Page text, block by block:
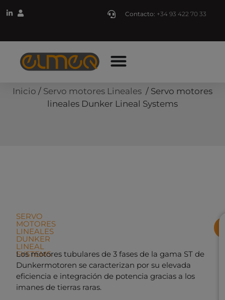
Contacto: +34 93 422 70 33
Inicio / Servo motores Lineales / Servo motores
lineales Dunker Lineal Systems
SERVO
MOTORES
LINEALES
DUNKER
LINEAL
SYSTEMS
Los motores tubulares de 3 fases de la gama ST de
Dunkermotoren se caracterizan por su elevada
eficiencia e integración de potencia gracias a los
imanes de tierras raras.